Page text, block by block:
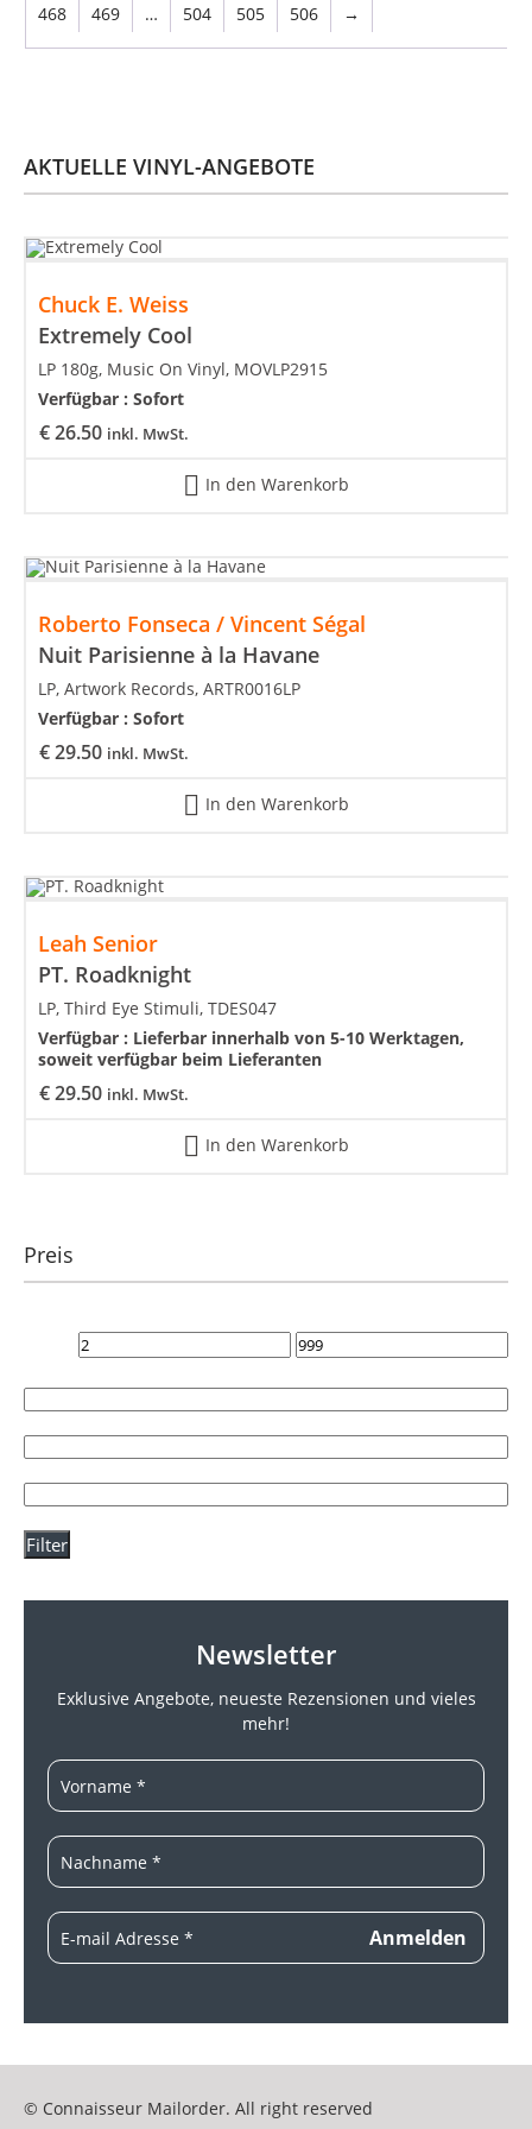
468
469 … 504 505 506 →
AKTUELLE VINYL-ANGEBOTE
Chuck E. Weiss
Extremely Cool
€26.50 inkl. MwSt.
LP 180g, Music On Vinyl, MOVLP2915
Verfügbar : Sofort
In den Warenkorb
Roberto Fonseca / Vincent Ségal
Nuit Parisienne à la Havane
€29.50 inkl. MwSt.
LP, Artwork Records, ARTR0016LP
Verfügbar : Sofort
In den Warenkorb
Leah Senior
PT. Roadknight
€29.50 inkl. MwSt.
LP, Third Eye Stimuli, TDES047
Verfügbar : Lieferbar innerhalb von 5-10 Werktagen,
soweit verfügbar beim Lieferanten
In den Warenkorb
Preis
Filter
Newsletter
Exklusive Angebote, neueste Rezensionen und vieles
mehr!
© Connaisseur Mailorder. All right reserved